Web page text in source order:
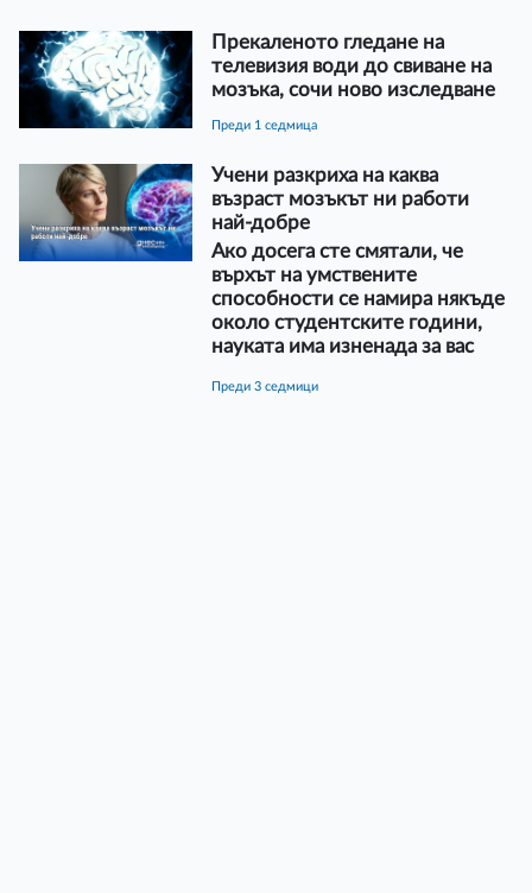
Прекаленото гледане на
телевизия води до свиване на
мозъка, сочи ново изследване
преди 1 седмица
Учени разкриха на каква
възраст мозъкът ни работи
най-добре
Ако досега сте смятали, че
върхът на умствените
способности се намира някъде
около студентските години,
науката има изненада за вас
преди 3 седмици